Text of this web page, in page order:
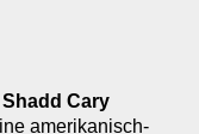
Cary
amerikanisch-